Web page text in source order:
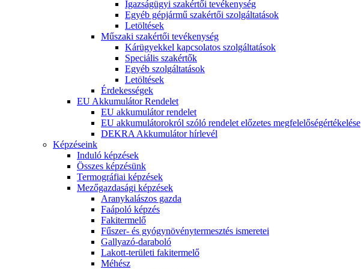
Igazságügyi szakértői tevékenység
Egyéb gépjármű szakértői szolgáltatások
Letöltések
Műszaki szakértői tevékenység
Kárügyekkel kapcsolatos szolgáltatások
Speciális szakértők
Egyéb szolgáltatások
Letöltések
Érdekességek
EU Akkumulátor Rendelet
EU akkumulátor rendelet
EU akkumulátorokról szóló rendelet előzetes megfelelőségértékelése
DEKRA Akkumulátor hírlevél
Képzéseink
Induló képzések
Összes képzésünk
Termográfiai képzések
Mezőgazdasági képzések
Aranykalászos gazda
Faápoló képzés
Fakitermelő
Fűszer- és gyógynövénytermesztés ismeretei
Gallyazó-daraboló
Lakott-területi fakitermelő
Méhész